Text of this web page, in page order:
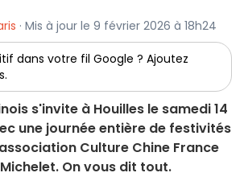
· Mis à jour le 9 février 2026 à 18h24
dans votre fil Google ? Ajoutez
s'invite à Houilles le samedi 14
une journée entière de festivités
Culture Chine France
On vous dit tout.